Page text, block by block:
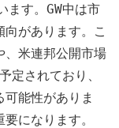
す。GW中は市
があります。こ
、米連邦公開市場
定されており、
能性がありま
になります。